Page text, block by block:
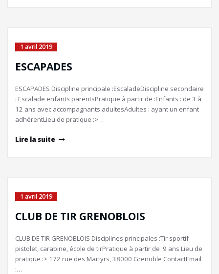
1 avril 2019
ESCAPADES
ESCAPADES Discipline principale :EscaladeDiscipline secondaire
: Escalade enfants parentsPratique à partir de :Enfants : de 3 à
12 ans avec accompagnants adultesAdultes : ayant un enfant
adhérentLieu de pratique :>…
Lire la suite
1 avril 2019
CLUB DE TIR GRENOBLOIS
CLUB DE TIR GRENOBLOIS Disciplines principales :Tir sportif
pistolet, carabine, école de tirPratique à partir de :9 ans Lieu de
pratique :> 172 rue des Martyrs, 38000 Grenoble ContactEmail
:…